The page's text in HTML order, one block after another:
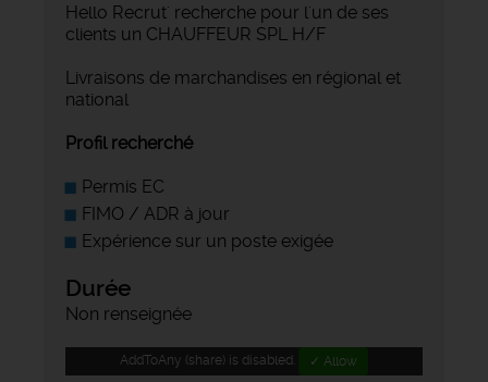
Hello Recrut' recherche pour l'un de ses
clients un CHAUFFEUR SPL H/F
Livraisons de marchandises en régional et
national
Profil recherché
Permis EC
FIMO / ADR à jour
Expérience sur un poste exigée
Durée
Non renseignée
AddToAny (share) is disabled. ✓ Allow